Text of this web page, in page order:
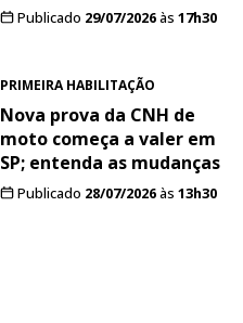
Publicado 29/07/2026às 17h30
PRIMEIRA HABILITAÇÃO
Nova prova da CNH de
moto começa a valer em
SP; entenda as mudanças
Publicado 28/07/2026às 13h30